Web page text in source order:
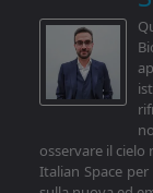
osservare il
Italian Space